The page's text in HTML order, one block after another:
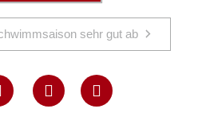
sehr gut ab